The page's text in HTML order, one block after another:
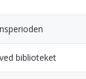
biblioteket